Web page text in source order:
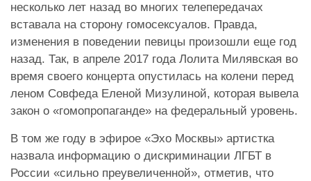
несколько лет назад во многих телепередачах
вставала на сторону гомосексуалов. Правда,
изменения в поведении певицы произошли еще год
назад. Так, в апреле 2017 года Лолита Милявская во
время своего концерта опустилась на колени перед
леном Совфеда Еленой Мизулиной, которая вывела
закон о «гомопропаганде» на федеральный уровень.
В том же году в эфирое «Эхо Москвы» артистка
назвала информацию о дискриминации ЛГБТ в
России «сильно преувеличенной», отметив, что